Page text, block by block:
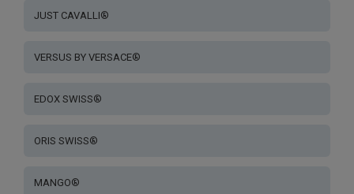
JUST CAVALLI®
VERSUS BY VERSACE®
EDOX SWISS®
ORIS SWISS®
MANGO®